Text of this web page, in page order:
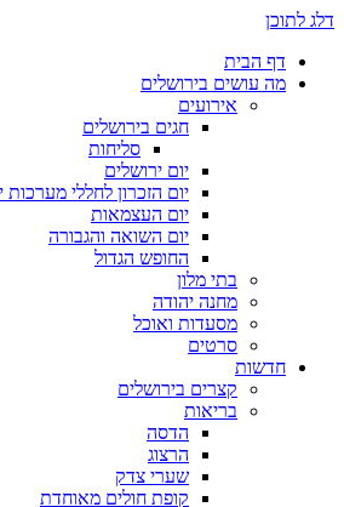
דלג לתוכן
דף הבית
מה עושים בירושלים
אירועים
חגים בירושלים
סליחות
יום ירושלים
יום הזכרון לחללי
יום העצמאות
יום השואה והגבורה
החופש הגדול
בתי מלון
מחנה יהודה
מסעדות ואוכל
סרטים
חדשות
קצרים בירושלים
בריאות
הדסה
הרצוג
שערי צדק
קופת חולים מאוחדת